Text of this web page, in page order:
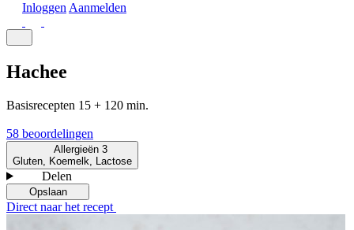
Inloggen Aanmelden
Hachee
Basisrecepten 15 + 120 min.
58 beoordelingen
Allergieën 3
Gluten, Koemelk, Lactose
Delen
Opslaan
Direct naar het recept